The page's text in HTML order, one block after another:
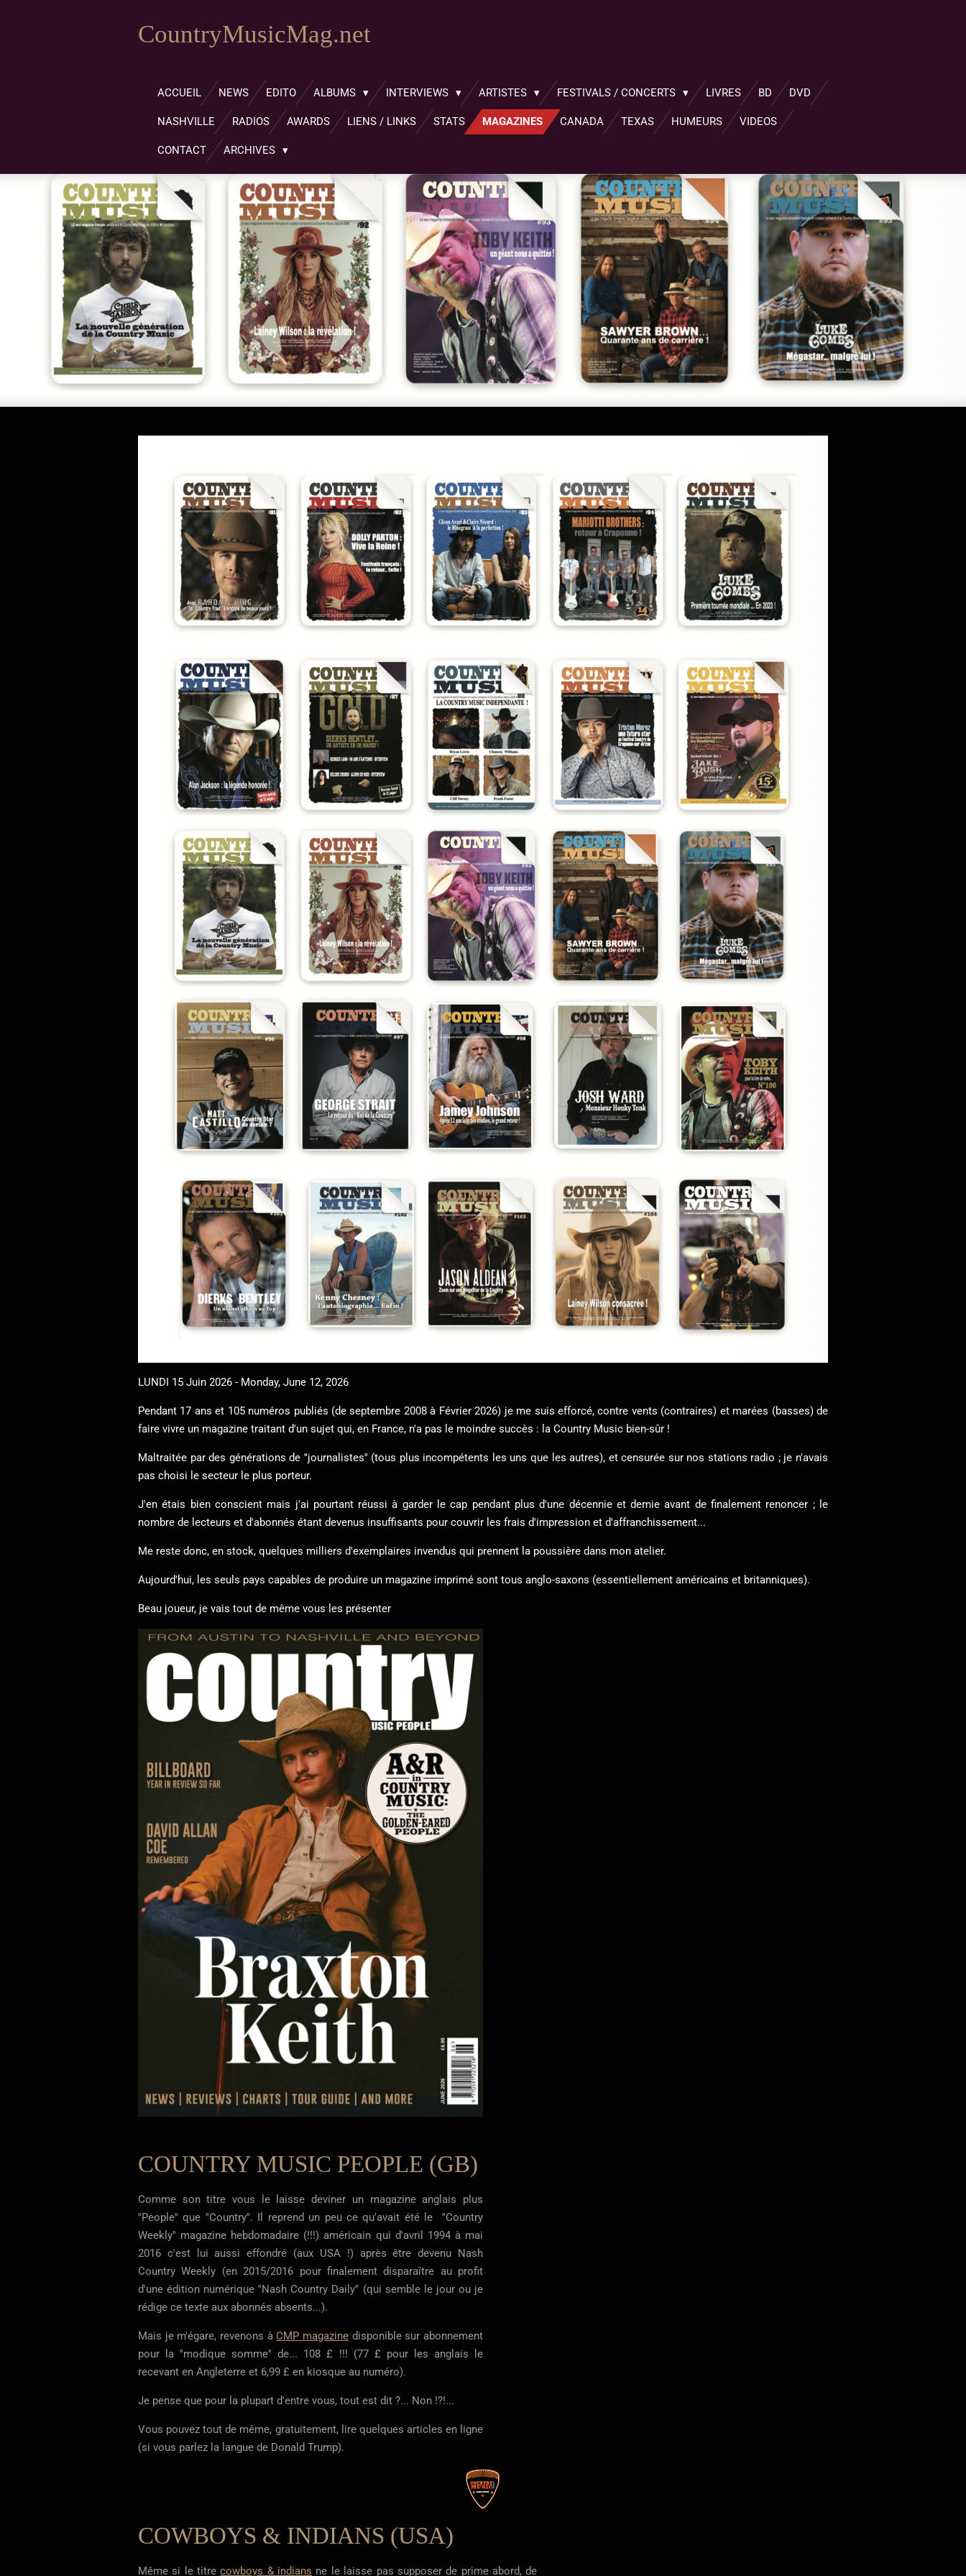
CountryMusicMag.net
ACCUEIL NEWS EDITO ALBUMS INTERVIEWS ARTISTES FESTIVALS / CONCERTS LIVRES BD DVD
NASHVILLE RADIOS AWARDS LIENS / LINKS STATS MAGAZINES CANADA TEXAS HUMEURS VIDEOS
CONTACT ARCHIVES
LUNDI 15 Juin 2026 - Monday, June 12, 2026
Pendant 17 ans et 105 numéros publiés (de septembre 2008 à Février 2026) je me suis efforcé, contre vents (contraires) et marées (basses) de
faire vivre un magazine traitant d'un sujet qui, en France, n'a pas le moindre succès : la Country Music bien-sûr !
Maltraitée par des générations de ''journalistes'' (tous plus incompétents les uns que les autres), et censurée sur nos stations radio ; je n'avais
pas choisi le secteur le plus porteur.
J'en étais bien conscient mais j'ai pourtant réussi à garder le cap pendant plus d'une décennie et demie avant de finalement renoncer ; le
nombre de lecteurs et d'abonnés étant devenus insuffisants pour couvrir les frais d'impression et d'affranchissement...
Me reste donc, en stock, quelques milliers d'exemplaires invendus qui prennent la poussière dans mon atelier.
Aujourd'hui, les seuls pays capables de produire un magazine imprimé sont tous anglo-saxons (essentiellement américains et britanniques).
Beau joueur, je vais tout de même vous les présenter
COUNTRY MUSIC PEOPLE (GB)
Comme son titre vous le laisse deviner un magazine anglais plus
''People'' que ''Country''. Il reprend un peu ce qu'avait été le ''Country
Weekly'' magazine hebdomadaire (!!!) américain qui d'avril 1994 à mai
2016 c'est lui aussi effondré (aux USA !) après être devenu Nash
Country Weekly (en 2015/2016 pour finalement disparaître au profit
d'une édition numérique ''Nash Country Daily'' (qui semble le jour ou je
rédige ce texte aux abonnés absents...).
Mais je m'égare, revenons à CMP magazine disponible sur abonnement
pour la ''modique somme'' de... 108 £ !!! (77 £ pour les anglais le
recevant en Angleterre et 6,99 £ en kiosque au numéro).
Je pense que pour la plupart d'entre vous, tout est dit ?... Non !?!...
Vous pouvez tout de même, gratuitement, lire quelques articles en ligne
(si vous parlez la langue de Donald Trump).
COWBOYS & INDIANS (USA)
Même si le titrecowboys & indians ne le laisse pas supposer de prime abord, de